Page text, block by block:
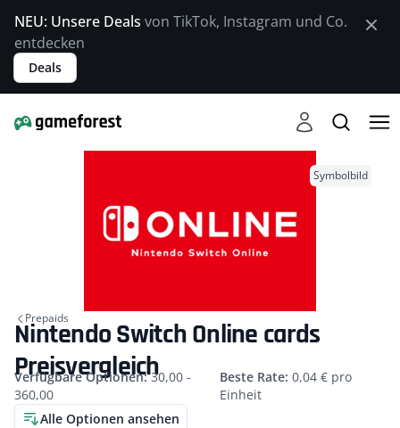
NEU: Unsere Deals von TikTok, Instagram und Co.
entdecken
Deals
Symbolbild
Prepaids
Nintendo Switch Online cards
Preisvergleich
Verfügbare Optionen:30,00 -
360,00
Beste Rate: 0,04 € pro
Einheit
Alle Optionen ansehen